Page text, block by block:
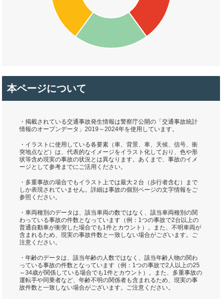
本ページについて
・掲載されている交通事故発生情報は警察庁公開の「交通事故統計
情報のオープンデータ」2019～2024年を使用しています。
・イラストに使用している各要素（車、背景、車、天候、信号、衝
突地点など）は、代表的なイメージをイラスト化しており、色や形
状等含め現実の事故の状況とは異なります。あくまで、事故のイメ
ージとして参考までにご活用ください。
・多重事故の場合でもイラスト上では最大２台（歩行者含む）まで
しか表現されていません。詳細は事故の個別ページの文字情報をご
参照ください。
・車両種別のデータは、該当車両の数ではなく、該当車両種別の関
わっている事故の件数となっています（例：1つの事故で2台以上の
普通自動車が衝突した場合でも1件とカウント）。また、不明車両が
含まれるため、現実の事故件数と一致しない場合がございます。ご
注意ください。
・年齢のデータは、該当年齢の人数ではなく、該当年齢人物の関わ
っている事故の件数となっています（例：1つの事故で2人以上の25
～34歳が関係している場合でも1件とカウント）。また、多重事故の
運転手や同乗者など、年齢不明の関係者も含まれるため、現実の事
故件数と一致しない場合がございます。ご注意ください。